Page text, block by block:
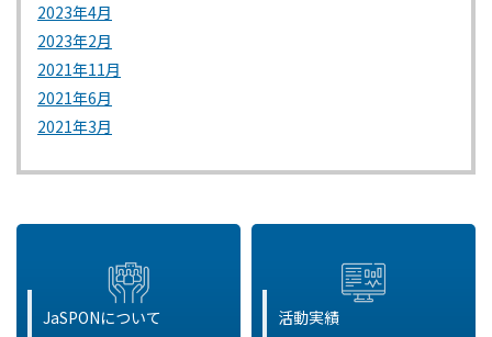
2023年4月
2023年2月
2021年11月
2021年6月
2021年3月
JaSPONについて 活動実績